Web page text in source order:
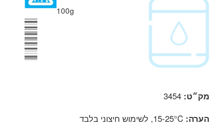
100g
מק״ט:3454
הערה:15-25°C, לשימוש חיצוני בלבד